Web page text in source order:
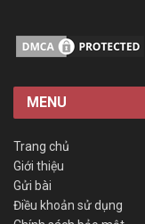
MENU
Trang chủ
Giới thiệu
Gửi bài
Điều khoản sử dụng